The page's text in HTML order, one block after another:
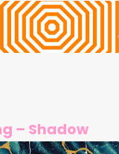
– Shadow